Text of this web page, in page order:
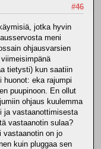
#46
jotka hyvin
meni
ohjausvarsien
tietysti) kun saatiin
eka rajumpi
puupinoon. En ollut
ohjaus kuulemma
ja vastaanottimisesta
vastaanotin sulaa?
vastaanotin on jo
kuin pluggaa sen